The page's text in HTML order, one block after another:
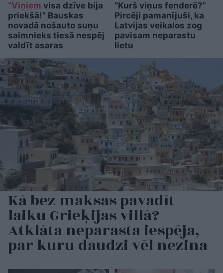
“Viņiem visa dzīve bija
priekšā!” Bauskas
novadā nošauto suņu
saimnieks tiesā nespēj
valdīt asaras
“Kurš viņus fenderē?”
Pircēji pamanījuši, ka
Latvijas veikalos zog
pavisam neparastu
lietu
Kā bez maksas pavadīt
laiku Grieķijas villā?
Atklāta neparasta iespēja,
par kuru daudzi vēl nezina